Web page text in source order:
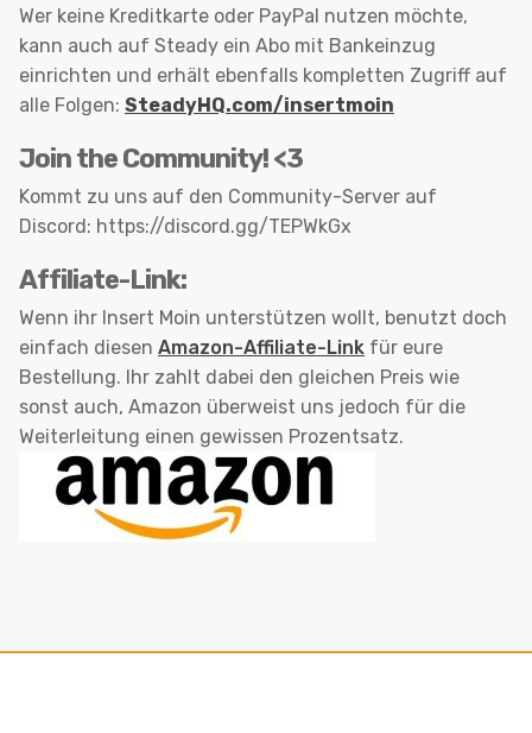
Wer keine Kreditkarte oder PayPal nutzen möchte,
kann auch auf Steady ein Abo mit Bankeinzug
einrichten und erhält ebenfalls kompletten Zugriff auf
alle Folgen: SteadyHQ.com/insertmoin
Join the Community! <3
Kommt zu uns auf den Community-Server auf
Discord: https://discord.gg/TEPWkGx
Affiliate-Link:
Wenn ihr Insert Moin unterstützen wollt, benutzt doch
einfach diesen Amazon-Affiliate-Link für eure
Bestellung. Ihr zahlt dabei den gleichen Preis wie
sonst auch, Amazon überweist uns jedoch für die
Weiterleitung einen gewissen Prozentsatz.